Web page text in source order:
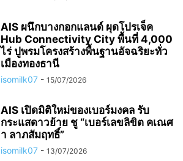
AIS ผนึกบางกอกแลนด์ ผุดโปรเจ็ค
Hub Connectivity City พื้นที่ 4,000
ไร่ ปูพรมโครงสร้างพื้นฐานอัจฉริยะทั่ว
เมืองทองธานี
isomilk07 - 15/07/2026
AIS เปิดมิติใหม่ของเบอร์มงคล รับ
กระแสดาวย้าย ชู “เบอร์เลขลิขิต คเณศ
า ลาภสัมฤทธิ์”
isomilk07 - 13/07/2026